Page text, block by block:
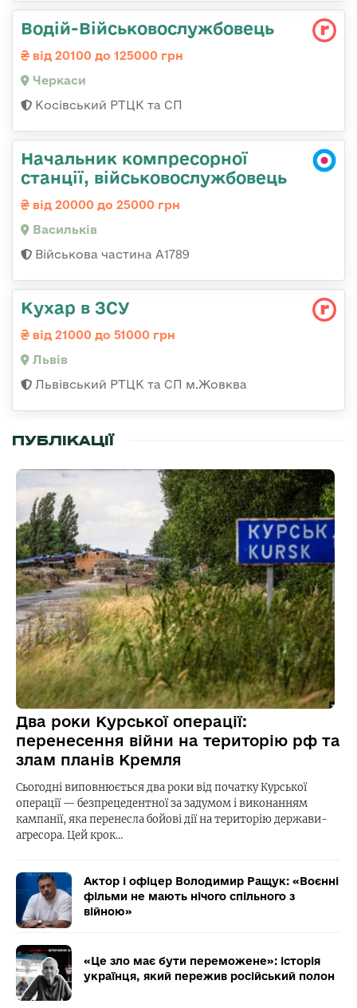
Водій-Військовослужбовець
від 20100 до 125000 грн
Черкаси
Косівський РТЦК та СП
Начальник компресорної
станції, військовослужбовець
від 20000 до 25000 грн
Васильків
Військова частина А1789
Кухар в ЗСУ
від 21000 до 51000 грн
Львів
Львівський РТЦК та СП м.Жовква
ПУБЛІКАЦІЇ
Два роки Курської операції:
перенесення війни на територію рф та
злам планів Кремля
Сьогодні виповнюється два роки від початку Курської
операції — безпрецедентної за задумом і виконанням
кампанії, яка перенесла бойові дії на територію держави-
агресора. Цей крок…
Актор і офіцер Володимир Ращук: «Воєнні
фільми не мають нічого спільного з
війною»
«Це зло має бути переможене»: історія
українця, який пережив російський полон